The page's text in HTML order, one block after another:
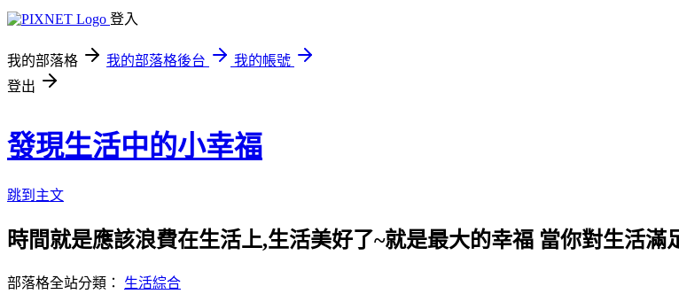
登入
我的部落格 我的部落格後台
我的帳號
登出
發現生活中的小幸福
跳到主文
時間就是應該浪費在生活上,生活美好了~就是最大的幸福 當你對生活滿
部落格全站分類： 生活綜合